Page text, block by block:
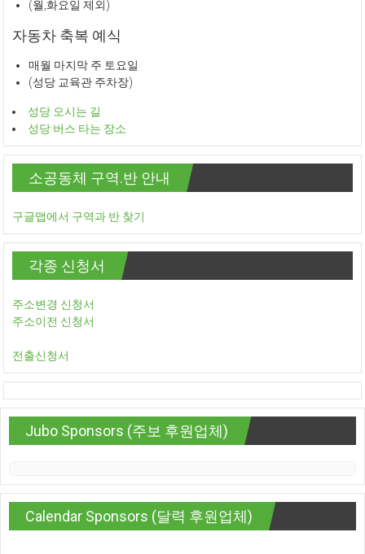
(월,화요일 제외)
자동차 축복 예식
매월 마지막 주 토요일
(성당 교육관 주차장)
성당 오시는 길
성당 버스 타는 장소
소공동체 구역.반 안내
구글맵에서 구역과 반 찾기
각종 신청서
주소변경 신청서
주소이전 신청서
전출신청서
Jubo Sponsors (주보 후원업체)
Calendar Sponsors (달력 후원업체)